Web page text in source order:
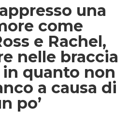
una
come
e Rachel,
nelle braccia
quanto non
a causa di
po’